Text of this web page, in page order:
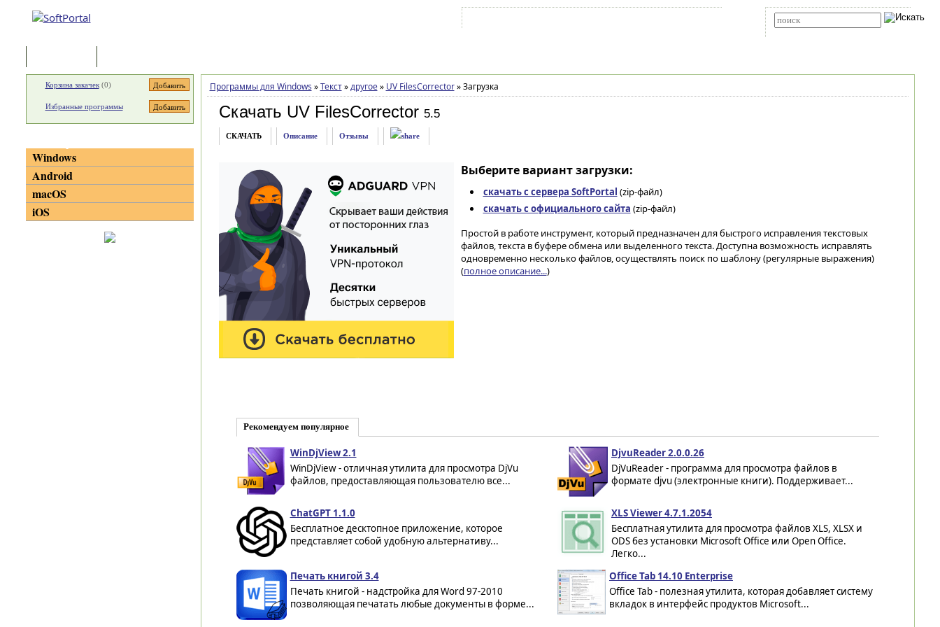
Программы для Windows » Текст » другое » UV FilesCorrector »Загрузка
Скачать UV FilesCorrector 5.5
СКАЧАТЬ Описание Отзывы
Выберите вариант загрузки:
скачать с сервера SoftPortal (zip-файл)
скачать с официального сайта (zip-файл)
Простой в работе инструмент, который предназначен для быстрого исправления текстовых
файлов, текста в буфере обмена или выделенного текста. Доступна возможность исправлять
одновременно несколько файлов, осуществлять поиск по шаблону (регулярные выражения)
(полное описание...)
Рекомендуем популярное
WinDjView 2.1
WinDjView - отличная утилита для просмотра DjVu
файлов, предоставляющая пользователю все...
DjvuReader 2.0.0.26
DjVuReader - программа для просмотра файлов в
формате djvu (электронные книги). Поддерживает...
ChatGPT 1.1.0
Бесплатное десктопное приложение, которое
представляет собой удобную альтернативу...
XLS Viewer 4.7.1.2054
Бесплатная утилита для просмотра файлов XLS, XLSX и
ODS без установки Microsoft Office или Open Office.
Легко...
Печать книгой 3.4
Печать книгой - надстройка для Word 97-2010
позволяющая печатать любые документы в форме...
Office Tab 14.10 Enterprise
Office Tab - полезная утилита, которая добавляет систему
вкладок в интерфейс продуктов Microsoft...
Корзина закачек(0)
Избранные программы
Windows
Android
macOS
iOS